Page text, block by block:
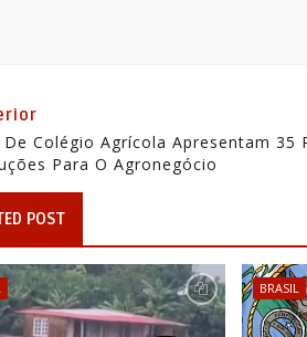
De Colégio Agrícola Apresentam 35
Para O Agronegócio
POST
BRASIL